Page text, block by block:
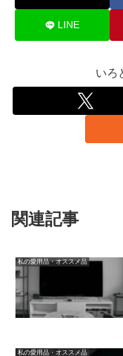
LINE
いろ
関連記事
私の愛用品・オススメ品
私の愛用品・オススメ品